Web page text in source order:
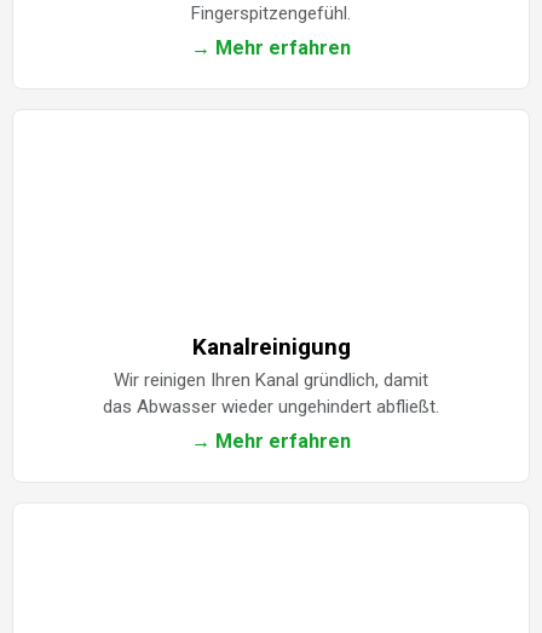
Fingerspitzengefühl.
→ Mehr erfahren
Kanalreinigung
Wir reinigen Ihren Kanal gründlich, damit
das Abwasser wieder ungehindert abfließt.
→ Mehr erfahren